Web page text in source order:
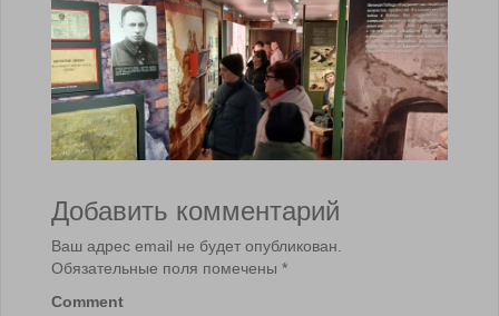
Добавить комментарий
Ваш адрес email не будет опубликован.
Обязательные поля помечены *
Comment